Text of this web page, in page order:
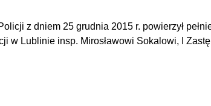
z dniem 25 grudnia 2015 r. powierzył
w Lublinie insp. Mirosławowi Sokalowi, I